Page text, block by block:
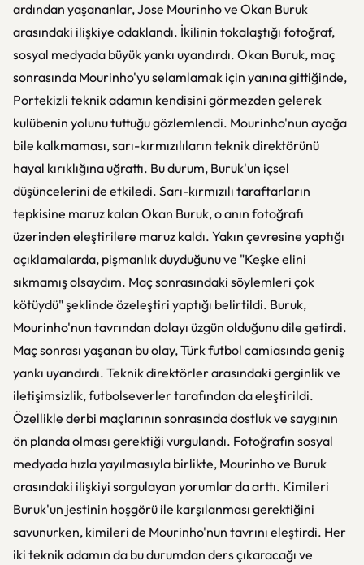
ardından yaşananlar, Jose Mourinho ve Okan Buruk
arasındaki ilişkiye odaklandı. İkilinin tokalaştığı fotoğraf,
sosyal medyada büyük yankı uyandırdı. Okan Buruk, maç
sonrasında Mourinho'yu selamlamak için yanına gittiğinde,
Portekizli teknik adamın kendisini görmezden gelerek
kulübenin yolunu tuttuğu gözlemlendi. Mourinho'nun ayağa
bile kalkmaması, sarı-kırmızılıların teknik direktörünü
hayal kırıklığına uğrattı. Bu durum, Buruk'un içsel
düşüncelerini de etkiledi. Sarı-kırmızılı taraftarların
tepkisine maruz kalan Okan Buruk, o anın fotoğrafı
üzerinden eleştirilere maruz kaldı. Yakın çevresine yaptığı
açıklamalarda, pişmanlık duyduğunu ve "Keşke elini
sıkmamış olsaydım. Maç sonrasındaki söylemleri çok
kötüydü" şeklinde özeleştiri yaptığı belirtildi. Buruk,
Mourinho'nun tavrından dolayı üzgün olduğunu dile getirdi.
Maç sonrası yaşanan bu olay, Türk futbol camiasında geniş
yankı uyandırdı. Teknik direktörler arasındaki gerginlik ve
iletişimsizlik, futbolseverler tarafından da eleştirildi.
Özellikle derbi maçlarının sonrasında dostluk ve saygının
ön planda olması gerektiği vurgulandı. Fotoğrafın sosyal
medyada hızla yayılmasıyla birlikte, Mourinho ve Buruk
arasındaki ilişkiyi sorgulayan yorumlar da arttı. Kimileri
Buruk'un jestinin hoşgörü ile karşılanması gerektiğini
savunurken, kimileri de Mourinho'nun tavrını eleştirdi. Her
iki teknik adamın da bu durumdan ders çıkaracağı ve